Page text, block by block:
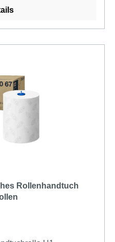
Weiß 551008
Rollenhandtuch
Rollen